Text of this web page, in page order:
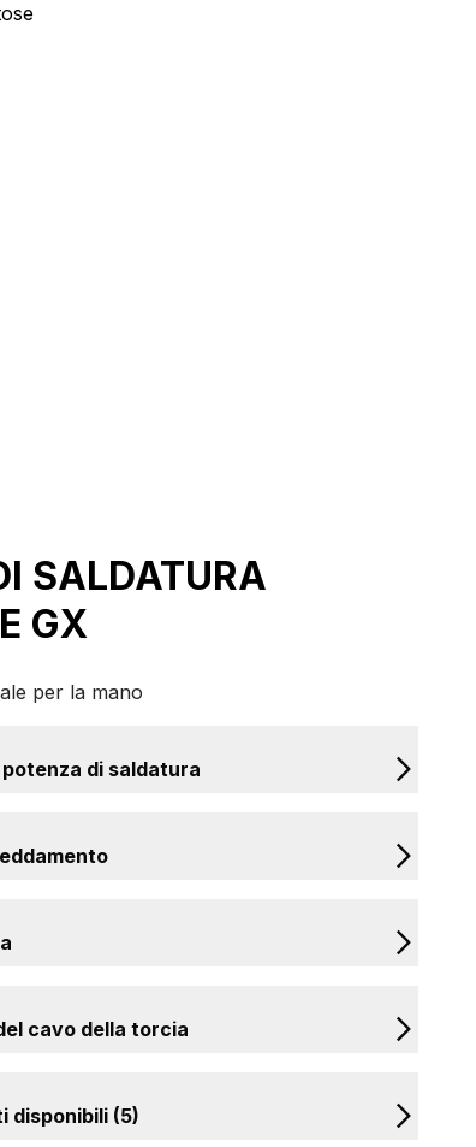
SALDATURA
GX
per la mano
di saldatura
cavo della torcia
disponibili (5)